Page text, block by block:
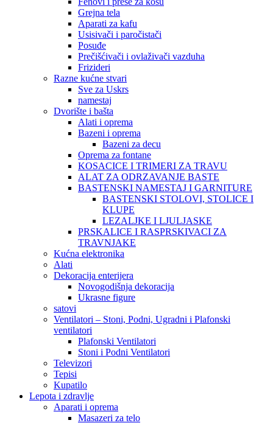
Grejna tela
Aparati za kafu
Usisivači i paročistači
Posuđe
Prečišćivači i ovlaživači vazduha
Frizideri
Razne kućne stvari
Sve za Uskrs
namestaj
Dvorište i bašta
Alati i oprema
Bazeni i oprema
Bazeni za decu
Oprema za fontane
KOSACICE I TRIMERI ZA TRAVU
ALAT ZA ODRZAVANJE BASTE
BASTENSKI NAMESTAJ I GARNITURE
BASTENSKI STOLOVI, STOLICE I
KLUPE
LEZALJKE I LJULJASKE
PRSKALICE I RASPRSKIVACI ZA
TRAVNJAKE
Kućna elektronika
Alati
Dekoracija enterijera
Novogodišnja dekoracija
Ukrasne figure
satovi
Ventilatori – Stoni, Podni, Ugradni i Plafonski
ventilatori
Plafonski Ventilatori
Stoni i Podni Ventilatori
Televizori
Tepisi
Kupatilo
Lepota i zdravlje
Aparati i oprema
Masazeri za telo